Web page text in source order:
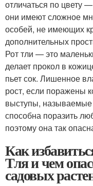
отличаться по цвету
они имеют сложное
особей, не имеющих
дополнительных
Рот тли — это
делает прокол в
пьет сок. Лишенное
рост, если поражены
выступы,
способна поразить
поэтому она так
Как
Тля и чем
садовых